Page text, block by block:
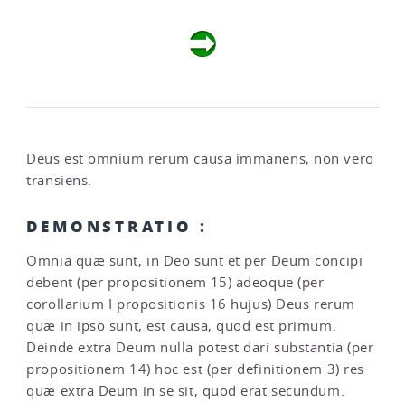
Deus est omnium rerum causa immanens, non vero
transiens.
DEMONSTRATIO :
Omnia quæ sunt, in Deo sunt et per Deum concipi
debent (per propositionem 15) adeoque (per
corollarium I propositionis 16 hujus) Deus rerum
quæ in ipso sunt, est causa, quod est primum.
Deinde extra Deum nulla potest dari substantia (per
propositionem 14) hoc est (per definitionem 3) res
quæ extra Deum in se sit, quod erat secundum.